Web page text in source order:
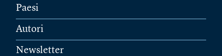
Paesi
Autori
Newsletter